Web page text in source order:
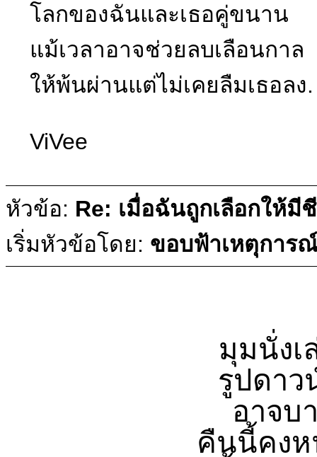
โลกของฉันและเธอคู่ขนาน
แม้เวลาอาจช่วยลบเลือนกาล
ให้พ้นผ่านแต่ไม่เคยลืมเธอลง.
ViVee
หัวข้อ: Re: เมื่อฉันถูกเลือกให้มี
เริ่มหัวข้อโดย: ขอบฟ้าเหตุการณ์
มุมนั่งเ
รูปดาว
อาจบ
คืนนี้คงห